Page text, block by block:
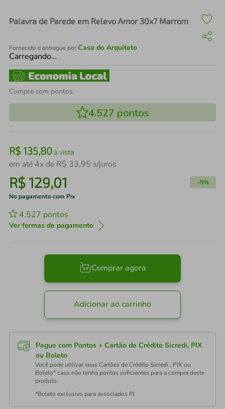
Palavra de Parede em Relevo Amor 30x7 Marrom
Fornecido e entregue porCasa do Arquiteto
Carregando…
Compre com pontos:
4.527 pontos
R$ 135,80à vista
em até 4x de R$ 33,95 s/juros
R$129,01 -5%
No pagamento com Pix
4.527 pontos
Ver formas de pagamento
Comprar agora
Adicionar ao carrinho
Pague com Pontos + Cartão de Crédito Sicredi, PIX
ou Boleto
Você pode utilizar seus Cartões de Crédito Sicredi , PIX ou
Boleto* caso não tenha pontos suficientes para a compra deste
produto.
*Boleto exclusivo para associados PJ